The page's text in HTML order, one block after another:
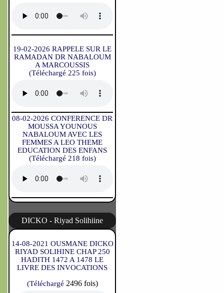
19-02-2026 RAPPELE SUR LE
RAMADAN DR NABALOUM
A MARCOUSSIS
(Téléchargé 225 fois)
08-02-2026 CONFERENCE DR
MOUSSA YOUNOUS
NABALOUM AVEC LES
FEMMES A LEO THEME
EDUCATION DES ENFANS
(Téléchargé 218 fois)
DICKO - Riyad Solihiine
14-08-2021 OUSMANE DICKO
RIYAD SOLIHINE CHAP 250
HADITH 1472 A 1478 LE
LIVRE DES INVOCATIONS
(Téléchargé 2496 fois)